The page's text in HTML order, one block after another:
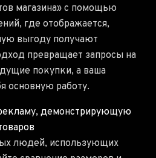
магазина» с помощью
где отображается,
выгоду получают
превращает запросы на
покупки, а ваша
основную работу.
демонстрирующую
людей, использующих